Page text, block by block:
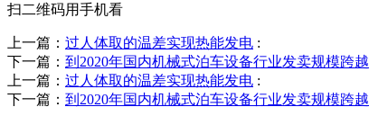
扫二维码用手机看
上一篇： 过人体取的温差实现热能发电 :
下一篇： 到2020年国内机械式泊车设备行业发卖规模跨越
上一篇： 过人体取的温差实现热能发电 :
下一篇： 到2020年国内机械式泊车设备行业发卖规模跨越